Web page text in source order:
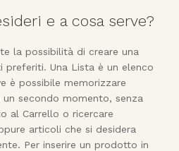
e a cosa serve?
la possibilità di creare una
Una Lista è un elenco
è possibile memorizzare
secondo momento, senza
al Carrello o ricercare
articoli che si desidera
Per inserire un prodotto in